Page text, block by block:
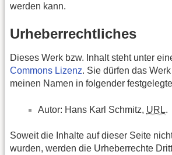
werden kann.
Urheberrechtliches
Dieses Werk bzw. Inhalt steht unter
Commons Lizenz. Sie dürfen das
meinen Namen in folgender
Autor: Hans Karl Schmitz, URL.
Soweit die Inhalte auf dieser Seite
wurden, werden die Urheberrechte